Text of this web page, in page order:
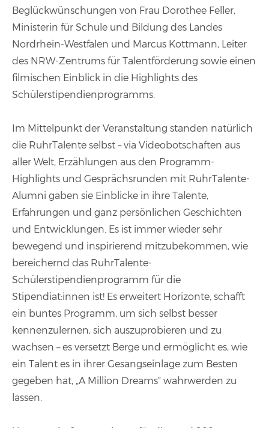
Beglückwünschungen von Frau Dorothee Feller,
Ministerin für Schule und Bildung des Landes
Nordrhein-Westfalen und Marcus Kottmann, Leiter
des NRW-Zentrums für Talentförderung sowie einen
filmischen Einblick in die Highlights des
Schülerstipendienprogramms.
Im Mittelpunkt der Veranstaltung standen natürlich
die RuhrTalente selbst – via Videobotschaften aus
aller Welt, Erzählungen aus den Programm-
Highlights und Gesprächsrunden mit RuhrTalente-
Alumni gaben sie Einblicke in ihre Talente,
Erfahrungen und ganz persönlichen Geschichten
und Entwicklungen. Es ist immer wieder sehr
bewegend und inspirierend mitzubekommen, wie
bereichernd das RuhrTalente-
Schülerstipendienprogramm für die
Stipendiat:innen ist! Es erweitert Horizonte, schafft
ein buntes Programm, um sich selbst besser
kennenzulernen, sich auszuprobieren und zu
wachsen – es versetzt Berge und ermöglicht es, wie
ein Talent es in ihrer Gesangseinlage zum Besten
gegeben hat, „A Million Dreams“ wahrwerden zu
lassen.